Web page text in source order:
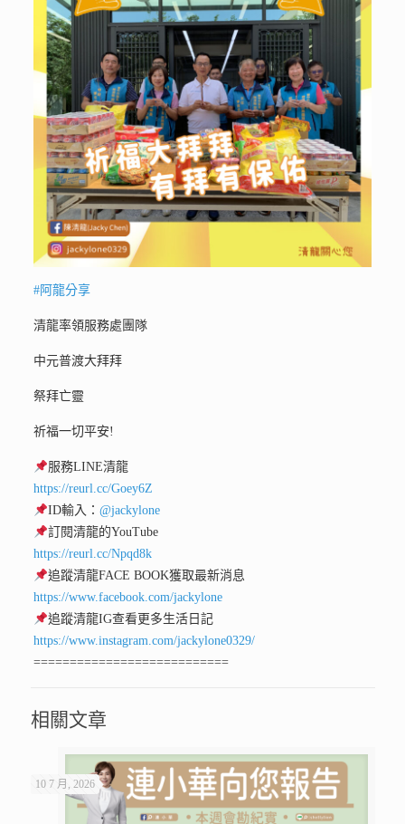
#阿龍分享
清龍率領服務處團隊
中元普渡大拜拜
祭拜亡靈
祈福一切平安!
服務LINE清龍
https://reurl.cc/Goey6Z
ID輸入：@jackylone
訂閱清龍的YouTube
https://reurl.cc/Npqd8k
追蹤清龍FACE BOOK獲取最新消息
https://www.facebook.com/jackylone
追蹤清龍IG查看更多生活日記
https://www.instagram.com/jackylone0329/
===========================
相關文章
10 7 月, 2026